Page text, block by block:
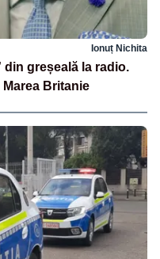
Ionuț Nichita
din greșeală la radio.
Britanie